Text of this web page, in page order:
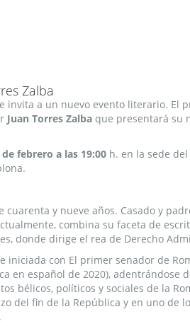
Zalba
invita a un nuevo evento literario. El
Juan Torres Zalba que presentará su
febrero a las 19:00 h. en la sede
cuarenta y nueve años. Casado y
combina su faceta de
donde dirige el rea de Derecho
iniciada con El primer senador de
en español de 2020), adentrándose
bélicos, políticos y sociales de la
del fin de la República y en uno de